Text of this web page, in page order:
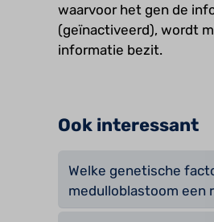
waarvoor het gen de
(geïnactiveerd), wordt
informatie bezit.
Ook interessant
Welke genetische
medulloblastoom een